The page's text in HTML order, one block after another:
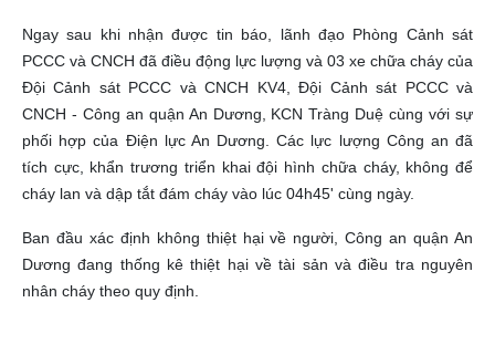
Ngay sau khi nhận được tin báo, lãnh đạo Phòng Cảnh sát
PCCC và CNCH đã điều động lực lượng và 03 xe chữa cháy của
Đội Cảnh sát PCCC và CNCH KV4, Đội Cảnh sát PCCC và
CNCH - Công an quận An Dương, KCN Tràng Duệ cùng với sự
phối hợp của Điện lực An Dương. Các lực lượng Công an đã
tích cực, khẩn trương triển khai đội hình chữa cháy, không để
cháy lan và dập tắt đám cháy vào lúc 04h45' cùng ngày.
Ban đầu xác định không thiệt hại về người, Công an quận An
Dương đang thống kê thiệt hại về tài sản và điều tra nguyên
nhân cháy theo quy định.